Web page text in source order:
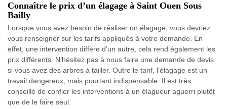
Connaître le prix d’un élagage à Saint Ouen Sous
Bailly
Lorsque vous avez besoin de réaliser un élagage, vous devriez
vous renseigner sur les tarifs appliqués à votre demande. En
effet, une intervention diffère d’un autre, cela rend également les
prix différents. N’hésitez pas à nous faire une demande de devis
si vous avez des arbres à tailler. Outre le tarif, l'élagage est un
travail dangereux, mais pourtant indispensable. Il est très
conseillé de confier les interventions à un élagueur aguerri plutôt
que de le faire seul.